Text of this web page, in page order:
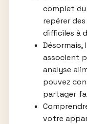
complet
repérer
difficiles à
Désormais,
associent
analyse
pouvez
partager
votre